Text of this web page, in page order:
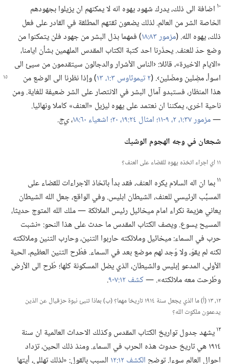
١٠ اضافة الى ذلك،‏ يدرك شهود يهوه انه لا يمكنهم ان يزيلوا بجهودهم
الخاصة الشر من العالم.‏ لذلك يضعون ثقتهم المطلقة في القادر على فعل
ذلك،‏ يهوه الله.‏ (‏مزمور ٨٣:‏١٨
‏)‏ فمهما بذل البشر من جهود فلن يتمكنوا من
وضع حدّ للعنف.‏ يحذّرنا احد كتبة الكتاب المقدس الملهمين بشأن ايامنا،‏
«الايام الاخيرة»،‏ قائلا:‏ ‹الناس الأشرار والدجالون سيتقدمون من سيئ الى
اسوأ،‏ مضِلين ومضَلين›.‏ (‏٢ تيموثاوس ٣:‏١،‏
‏)‏ وإذا نظرنا الى الوضع من
هذا المنظار،‏ فستبدو آمال البشر في الانتصار على الشر ضعيفة للغاية.‏ ومن
ناحية اخرى،‏ يمكننا ان نعتمد على يهوه ليزيل «العنف» كاملا ونهائيا.‏
—‏مزمور ٣٧:‏١،‏ ٢،‏ امثال ٢٤:‏١٩،‏ ٢٠؛‏ اشعياء ٦٠:‏١٨ ‏،‏ي‌ج.‏
شجعان في وجه الهجوم الوشيك
١١ اي اجراء اتخذه يهوه للقضاء على العنف؟‏
١١بما ان اله السلام يكره العنف،‏ فقد بدأ باتخاذ الاجراءات للقضاء على
المسبِّب الرئيسي للعنف،‏ الشيطان ابليس.‏ وفي الواقع،‏ جعل الله الشيطان
يعاني هزيمة نكراء امام ميخائيل رئيس الملائكة —‏ ملك الله المتوج حديثا،‏
المسيح يسوع.‏ ويصف الكتاب المقدس ما حدث على هذا النحو:‏ «نشبت
حرب في السماء:‏ ميخائيل وملائكته حاربوا التنين،‏ وحارب التنين وملائكته
لكنه لم يقوَ،‏ ولا وُجد لهم موضع بعد في السماء.‏ فطُرح التنين العظيم،‏ الحية
الأولى،‏ المدعو إبليس والشيطان،‏ الذي يضل المسكونة كلها؛‏ طُرح الى الأرض
وطُرحت معه ملائكته».‏ —‏كشف ١٢:‏٧-‏٩ ‏.‏
١٢،‏ ١٣ (‏أ)‏ ما الذي يجعل سنة ١٩١٤ تاريخا مهما؟‏ (‏ب)‏ بماذا تنبئ نبوة حزقيال عن الذين
يدعمون ملكوت الله؟‏
١٢يشهد جدول تواريخ الكتاب المقدس وكذلك الاحداث العالمية ان سنة
١٩١٤ هي تاريخ حدوث هذه الحرب في السماء.‏ ومنذ ذلك الحين،‏ تزداد
احوال العالم سوءا.‏ توضح الكشف ١٢:‏١٢ السبب بالقول:‏ «لذلك تهللي،‏ أيتها